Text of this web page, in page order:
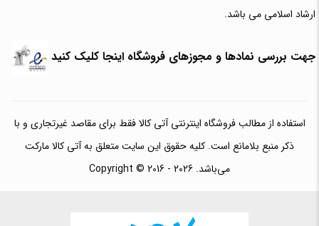
ارشاد اسلامی می باشد.
جهت بررسی نمادها و مجوزهای فروشگاه اینجا کلیک کنید
استفاده از مطالب فروشگاه اینترنتی آتی کالا فقط برای مقاصد غیرتجاری و با
ذکر منبع بلامانع است. کلیه حقوق این سایت متعلق به آتی کالا مارکت
می‌باشد. Copyright © 2016 - 2026